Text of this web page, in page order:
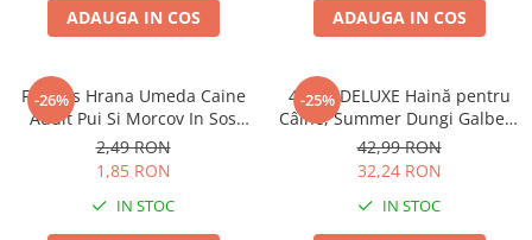
ADAUGA IN COS ADAUGA IN COS
-26%
Friskies Hrana Umeda Caine
Adult Pui Si Morcov In Sos
100g
2,49 RON
1,85 RON
IN STOC
-25%
4DOG DELUXE Haină pentru
Câine, Summer Dungi Galben,
35 cm
42,99 RON
32,24 RON
IN STOC